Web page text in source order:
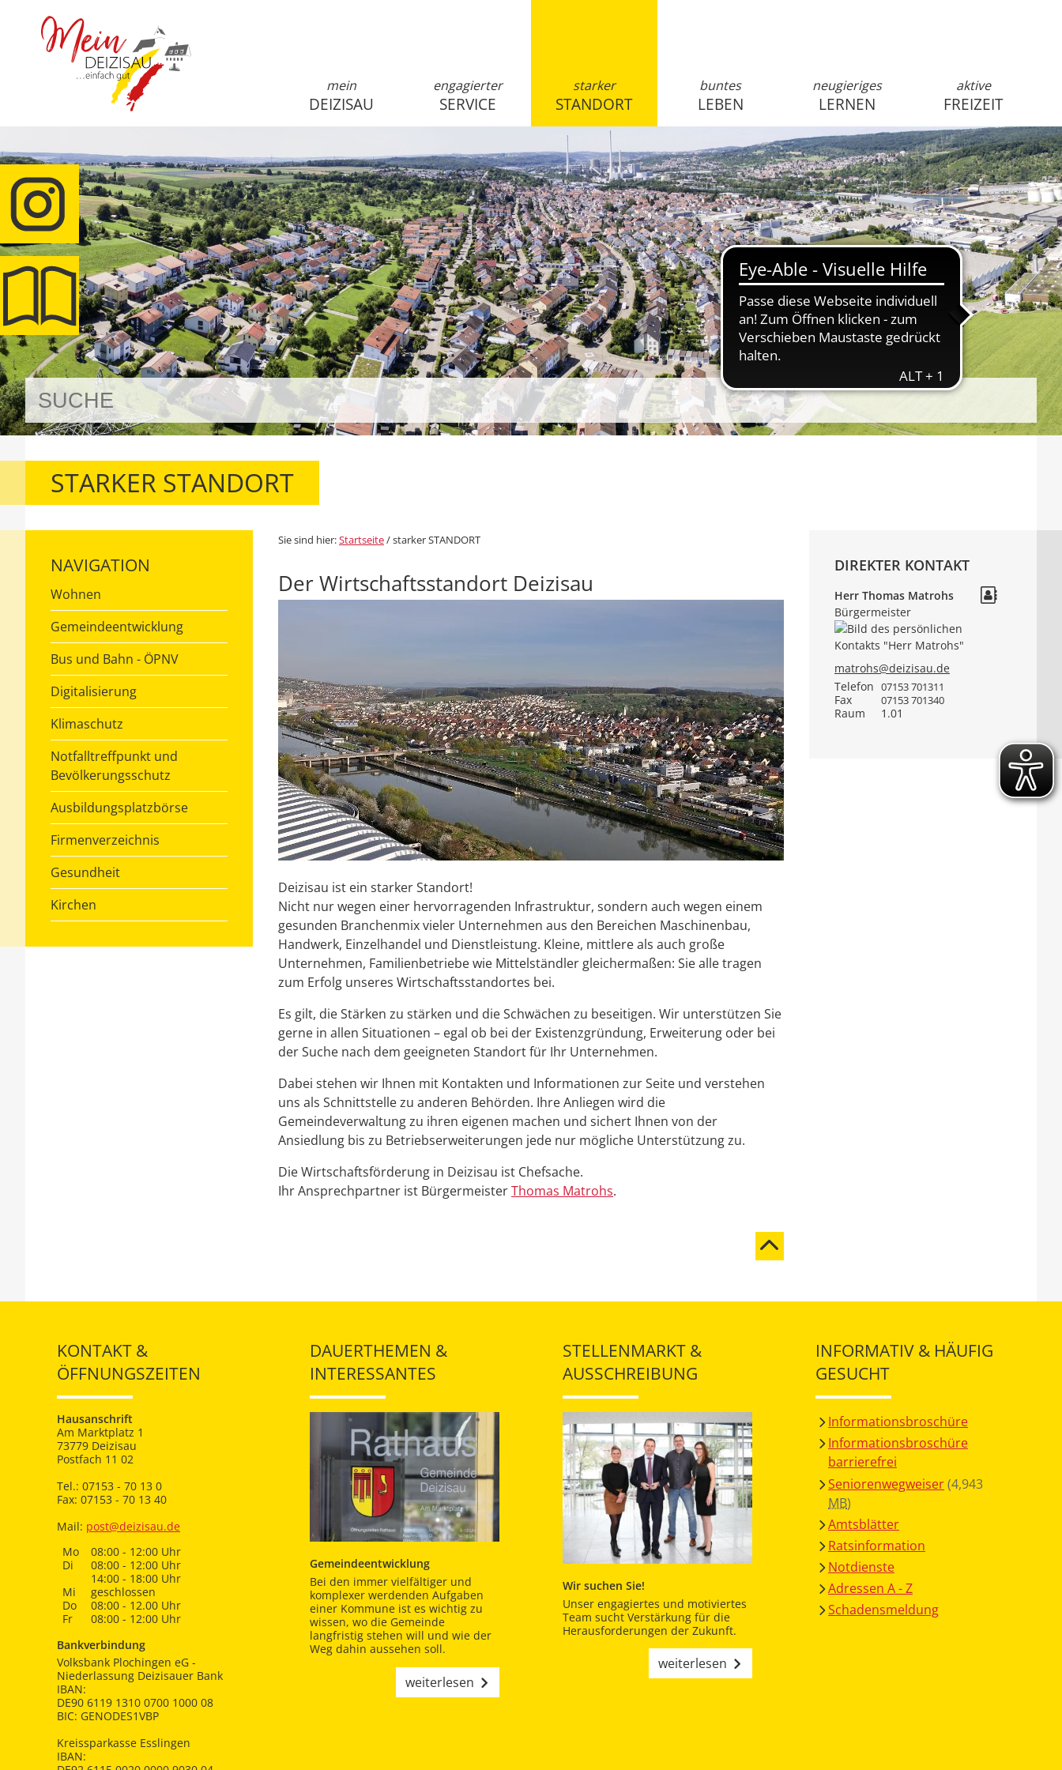
anmelden
mein
DEIZISAU
engagierter
SERVICE
starker
STANDORT
buntes
LEBEN
neugieriges
LERNEN
aktive
FREIZEIT
STARKER STANDORT
NAVIGATION
Wohnen
Gemeindeentwicklung
Bus und Bahn - ÖPNV
Digitalisierung
Klimaschutz
Notfalltreffpunkt und
Bevölkerungsschutz
Ausbildungsplatzbörse
Firmenverzeichnis
Gesundheit
Kirchen
Sie sind hier:Startseite/starker STANDORT
Der Wirtschaftsstandort Deizisau
Deizisau ist ein starker Standort!
Nicht nur wegen einer hervorragenden Infrastruktur, sondern auch wegen einem
gesunden Branchenmix vieler Unternehmen aus den Bereichen Maschinenbau,
Handwerk, Einzelhandel und Dienstleistung. Kleine, mittlere als auch große
Unternehmen, Familienbetriebe wie Mittelständler gleichermaßen: Sie alle tragen
zum Erfolg unseres Wirtschaftsstandortes bei.
Es gilt, die Stärken zu stärken und die Schwächen zu beseitigen. Wir unterstützen Sie
gerne in allen Situationen – egal ob bei der Existenzgründung, Erweiterung oder bei
der Suche nach dem geeigneten Standort für Ihr Unternehmen.
Dabei stehen wir Ihnen mit Kontakten und Informationen zur Seite und verstehen
uns als Schnittstelle zu anderen Behörden. Ihre Anliegen wird die
Gemeindeverwaltung zu ihren eigenen machen und sichert Ihnen von der
Ansiedlung bis zu Betriebserweiterungen jede nur mögliche Unterstützung zu.
Die Wirtschaftsförderung in Deizisau ist Chefsache.
Ihr Ansprechpartner ist BürgermeisterThomas Matrohs.
DIREKTER KONTAKT
Herr Thomas Matrohs
Bürgermeister
matrohs@deizisau.de
Telefon 07153 701311
Fax 07153 701340
Raum 1.01
KONTAKT &
ÖFFNUNGSZEITEN
Hausanschrift
Am Marktplatz 1
73779 Deizisau
Postfach 11 02
Tel.: 07153 - 70 13 0
Fax: 07153 - 70 13 40
Mail: post@deizisau.de
Mo
08:00 - 12:00 Uhr
Di
08:00 - 12:00 Uhr
14:00 - 18:00 Uhr
Mi
geschlossen
Do
08:00 - 12.00 Uhr
Fr
08:00 - 12:00 Uhr
Bankverbindung
Volksbank Plochingen eG -
Niederlassung Deizisauer Bank
IBAN:
DE90 6119 1310 0700 1000 08
BIC: GENODES1VBP
Kreissparkasse Esslingen
IBAN:
DAUERTHEMEN &
INTERESSANTES
Gemeindeentwicklung
Bei den immer vielfältiger und
komplexer werdenden Aufgaben
einer Kommune ist es wichtig zu
wissen, wo die Gemeinde
langfristig stehen will und wie der
Weg dahin aussehen soll.
weiterlesen
STELLENMARKT &
AUSSCHREIBUNG
Wir suchen Sie!
Unser engagiertes und motiviertes
Team sucht Verstärkung für die
Herausforderungen der Zukunft.
weiterlesen
INFORMATIV & HÄUFIG
GESUCHT
Informationsbroschüre
Informationsbroschüre
barrierefrei
Seniorenwegweiser(4,943
MB)
Amtsblätter
Ratsinformation
Notdienste
Adressen A - Z
Schadensmeldung